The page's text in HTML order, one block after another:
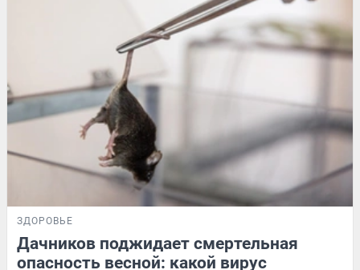
ЗДОРОВЬЕ
Дачников поджидает смертельная
опасность весной: какой вирус